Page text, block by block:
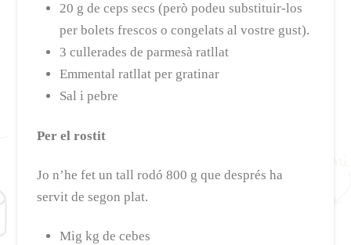
20 g de ceps secs (però podeu substituir-los
per bolets frescos o congelats al vostre gust).
3 cullerades de parmesà ratllat
Emmental ratllat per gratinar
Sal i pebre
Per el rostit
Jo n’he fet un tall rodó 800 g que després ha
servit de segon plat.
Mig kg de cebes